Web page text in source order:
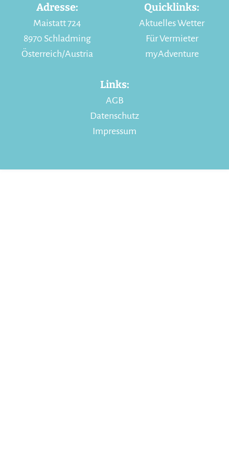
Adresse:
Maistatt 724
8970 Schladming
Österreich/Austria
Quicklinks:
Aktuelles Wetter
Für Vermieter
myAdventure
Links:
AGB
Datenschutz
Impressum